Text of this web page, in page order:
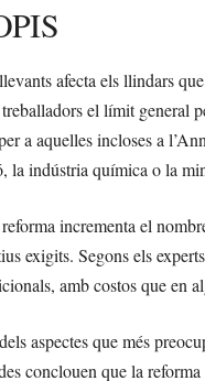
afecta els llindars
el límit general
a aquelles incloses a
la indústria química o la
incrementa el
exigits. Segons els
amb costos que en
aspectes que més
conclouen que la